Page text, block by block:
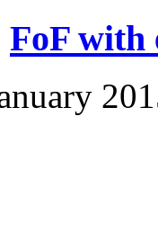
FoF with